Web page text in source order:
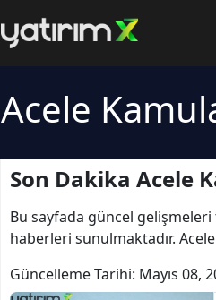
Acele
Son Dakika Acele
Bu sayfada güncel
haberleri sunulmaktadır.
Güncelleme Tarihi: Mayıs 08,